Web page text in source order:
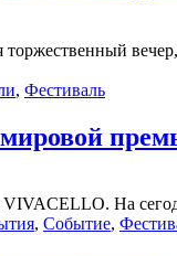
торжественный
, Фестиваль
На
, Событие,